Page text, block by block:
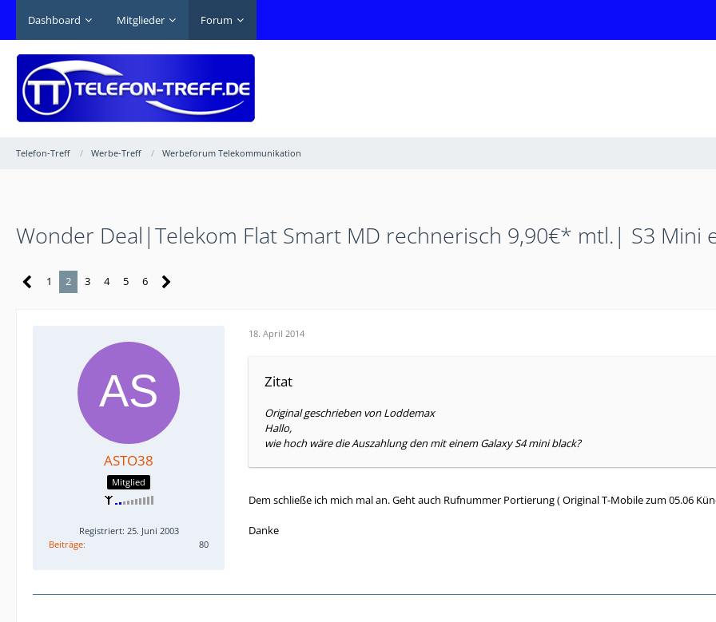
Dashboard Mitglieder Forum
Telefon-Treff Werbe-Treff Werbeforum Telekommunikation
Wonder Deal|Telekom Flat Smart MD rechnerisch 9,90€* mtl.| S3 Mini
1 2 3 4 5 6
ASTO38
Mitglied
Registriert: 25. Juni 2003
Beiträge
80
18. April 2014
Zitat
Original geschrieben von Loddemax
Hallo,
wie hoch wäre die Auszahlung den mit einem Galaxy S4 mini black?
Dem schließe ich mich mal an. Geht auch Rufnummer Portierung ( Original T-Mobile zum 05.06
Danke